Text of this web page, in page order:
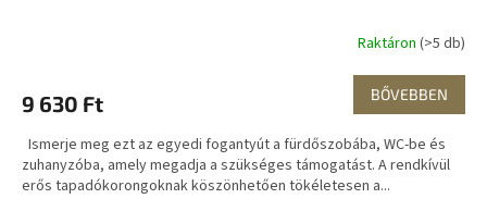
Raktáron (>5 db)
9 630 Ft BŐVEBBEN
Ismerje meg ezt az egyedi fogantyút a fürdőszobába, WC-be és
zuhanyzóba, amely megadja a szükséges támogatást. A rendkívül
erős tapadókorongoknak köszönhetően tökéletesen a...